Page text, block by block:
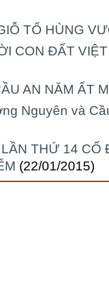
TỔ HÙNG
CON ĐẤT
AN NĂM ẤT
Nguyên và
THỨ 14 CỐ
(22/01/2015)